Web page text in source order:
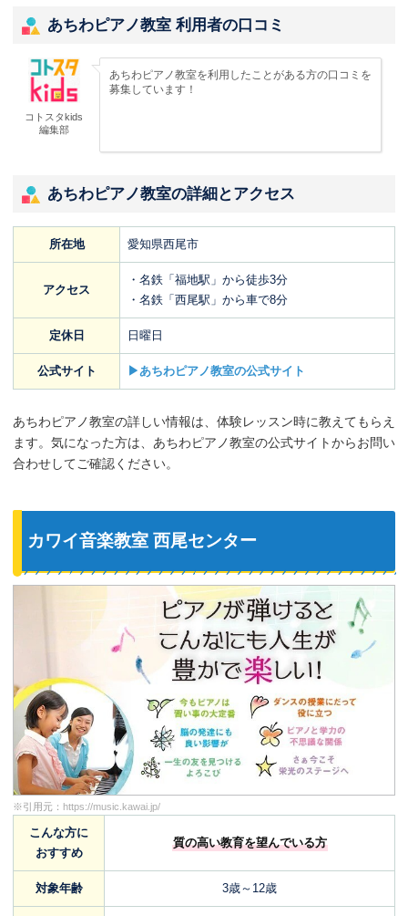
あちわピアノ教室 利用者の口コミ
コトスタkids
編集部
あちわピアノ教室を利用したことがある方の口コミを
募集しています！
あちわピアノ教室の詳細とアクセス
所在地 愛知県西尾市
アクセス
・名鉄「福地駅」から徒歩3分
・名鉄「西尾駅」から車で8分
定休日 日曜日
公式サイト ▶あちわピアノ教室の公式サイト
あちわピアノ教室の詳しい情報は、体験レッスン時に教えてもらえ
ます。気になった方は、あちわピアノ教室の公式サイトからお問い
合わせしてご確認ください。
カワイ音楽教室 西尾センター
※引用元： https://music.kawai.jp/
こんな方に
おすすめ
質の高い教育を望んでいる方
対象年齢 3歳～12歳